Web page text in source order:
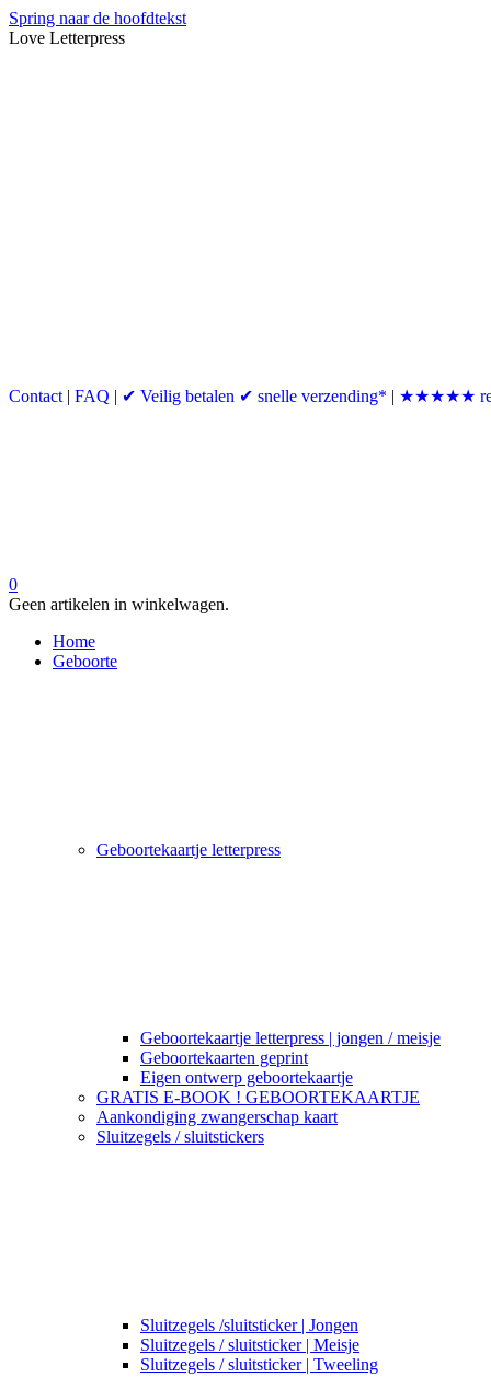
Spring naar de hoofdtekst
Love Letterpress
Contact | FAQ | ✔ Veilig betalen ✔ snelle verzending* | ★★★★★
0
Geen artikelen in winkelwagen.
Home
Geboorte
Geboortekaartje letterpress
Geboortekaartje letterpress | jongen / meisje
Geboortekaarten geprint
Eigen ontwerp geboortekaartje
GRATIS E-BOOK ! GEBOORTEKAARTJE
Aankondiging zwangerschap kaart
Sluitzegels / sluitstickers
Sluitzegels /sluitsticker | Jongen
Sluitzegels / sluitsticker | Meisje
Sluitzegels / sluitsticker | Tweeling